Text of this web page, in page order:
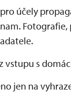
účely
vstupu s
jen na